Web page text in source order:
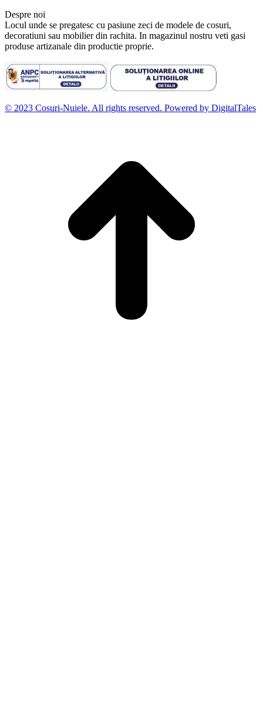
Despre noi
Locul unde se pregatesc cu pasiune zeci de modele de cosuri,
decoratiuni sau mobilier din rachita. In magazinul nostru veti gasi
produse artizanale din productie proprie.
© 2023 Cosuri-Nuiele. All rights reserved. Powered by DigitalTales